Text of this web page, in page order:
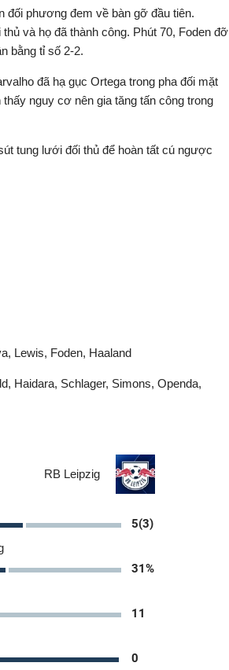
đối phương đem về bàn gỡ đầu tiên.
và họ đã thành công. Phút 70, Foden đỡ
bằng tỉ số 2-2.
đã hạ gục Ortega trong pha đối mặt
nguy cơ nên gia tăng tấn công trong
tung lưới đối thủ để hoàn tất cú ngược
Lewis, Foden, Haaland
Haidara, Schlager, Simons, Openda,
RB Leipzig
5(3)
31%
11
0